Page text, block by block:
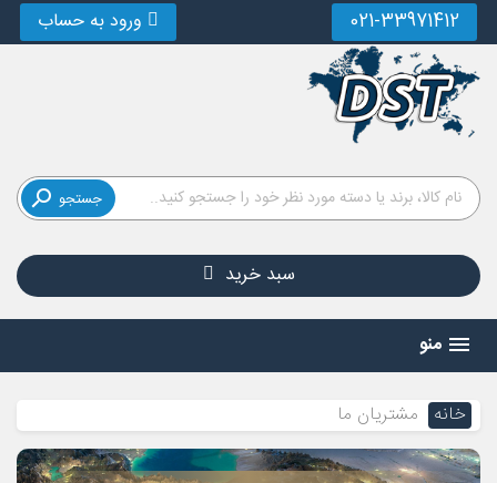
021-33971412 ورود به حساب
جستجو 
سبد خرید
منو
خانه مشتریان ما